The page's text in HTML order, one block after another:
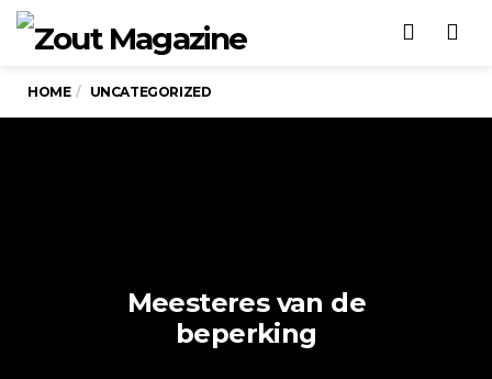
HOME UNCATEGORIZED
Meesteres van de
beperking